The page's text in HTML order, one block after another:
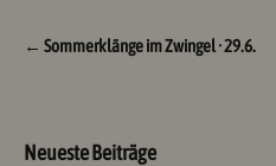
Beitragsnavigation
← Sommerklänge im Zwingel · 29.6.
Neueste Beiträge